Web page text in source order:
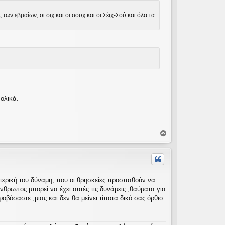
εβραίων, οι σιχ και οι σουχ και οι Σέιχ-Σού και όλα τα
ο
ρ
του δύναμη, που οι θρησκείες προσπαθούν να
μπορεί να έχει αυτές τις δυνάμεις ,θαύματα για
,μιας και δεν θα μείνει τίποτα δικό σας όρθιο